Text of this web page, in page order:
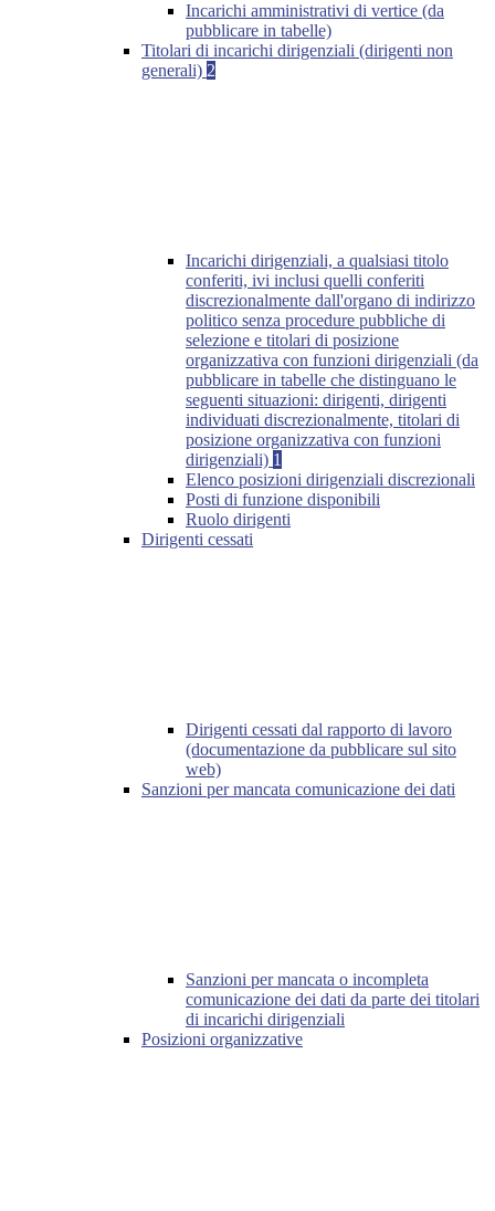
Incarichi amministrativi di vertice (da
pubblicare in tabelle)
Titolari di incarichi dirigenziali (dirigenti non
generali) 2
Incarichi dirigenziali, a qualsiasi titolo
conferiti, ivi inclusi quelli conferiti
discrezionalmente dall'organo di indirizzo
politico senza procedure pubbliche di
selezione e titolari di posizione
organizzativa con funzioni dirigenziali (da
pubblicare in tabelle che distinguano le
seguenti situazioni: dirigenti, dirigenti
individuati discrezionalmente, titolari di
posizione organizzativa con funzioni
dirigenziali) 1
Elenco posizioni dirigenziali discrezionali
Posti di funzione disponibili
Ruolo dirigenti
Dirigenti cessati
Dirigenti cessati dal rapporto di lavoro
(documentazione da pubblicare sul sito
web)
Sanzioni per mancata comunicazione dei dati
Sanzioni per mancata o incompleta
comunicazione dei dati da parte dei titolari
di incarichi dirigenziali
Posizioni organizzative